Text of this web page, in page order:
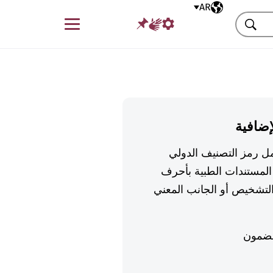
اللغة المختارةAR
قائمة
بحث
رمز التصنيف الدولي
الطبية بأحرف
أو الجانب المعني